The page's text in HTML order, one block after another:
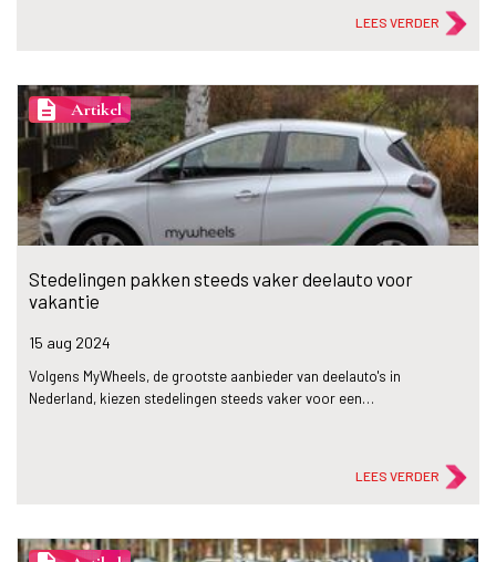
LEES VERDER
description Artikel
Stedelingen pakken steeds vaker deelauto voor
vakantie
15 aug 2024
Volgens MyWheels, de grootste aanbieder van deelauto's in
Nederland, kiezen stedelingen steeds vaker voor een…
LEES VERDER